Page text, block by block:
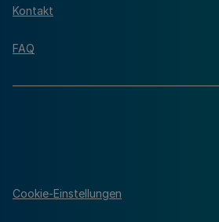
Kontakt
FAQ
Cookie-Einstellungen